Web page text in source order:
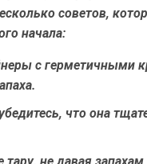
советов,
начала:
с герметичными
что она